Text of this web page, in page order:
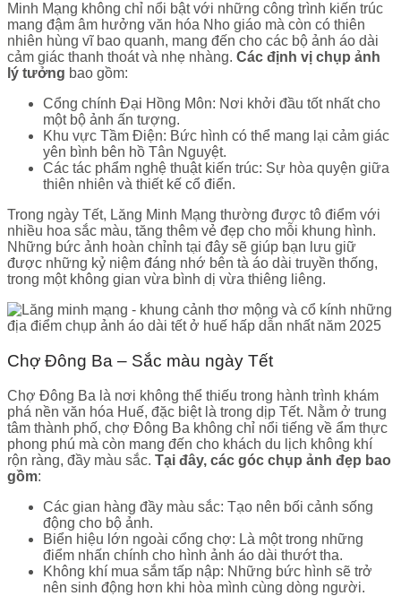
Minh Mạng không chỉ nổi bật với những công trình kiến trúc
mang đậm âm hưởng văn hóa Nho giáo mà còn có thiên
nhiên hùng vĩ bao quanh, mang đến cho các bộ ảnh áo dài
cảm giác thanh thoát và nhẹ nhàng. Các định vị chụp ảnh
lý tưởng bao gồm:
Cổng chính Đại Hồng Môn: Nơi khởi đầu tốt nhất cho
một bộ ảnh ấn tượng.
Khu vực Tầm Điện: Bức hình có thể mang lại cảm giác
yên bình bên hồ Tân Nguyệt.
Các tác phẩm nghệ thuật kiến trúc: Sự hòa quyện giữa
thiên nhiên và thiết kế cổ điển.
Trong ngày Tết, Lăng Minh Mạng thường được tô điểm với
nhiều hoa sắc màu, tăng thêm vẻ đẹp cho mỗi khung hình.
Những bức ảnh hoàn chỉnh tại đây sẽ giúp bạn lưu giữ
được những kỷ niệm đáng nhớ bên tà áo dài truyền thống,
trong một không gian vừa bình dị vừa thiêng liêng.
Chợ Đông Ba – Sắc màu ngày Tết
Chợ Đông Ba là nơi không thể thiếu trong hành trình khám
phá nền văn hóa Huế, đặc biệt là trong dịp Tết. Nằm ở trung
tâm thành phố, chợ Đông Ba không chỉ nổi tiếng về ẩm thực
phong phú mà còn mang đến cho khách du lịch không khí
rộn ràng, đầy màu sắc. Tại đây, các góc chụp ảnh đẹp bao
gồm:
Các gian hàng đầy màu sắc: Tạo nên bối cảnh sống
động cho bộ ảnh.
Biển hiệu lớn ngoài cổng chợ: Là một trong những
điểm nhấn chính cho hình ảnh áo dài thướt tha.
Không khí mua sắm tấp nập: Những bức hình sẽ trở
nên sinh động hơn khi hòa mình cùng dòng người.